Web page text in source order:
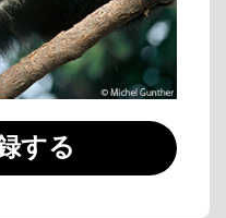
する